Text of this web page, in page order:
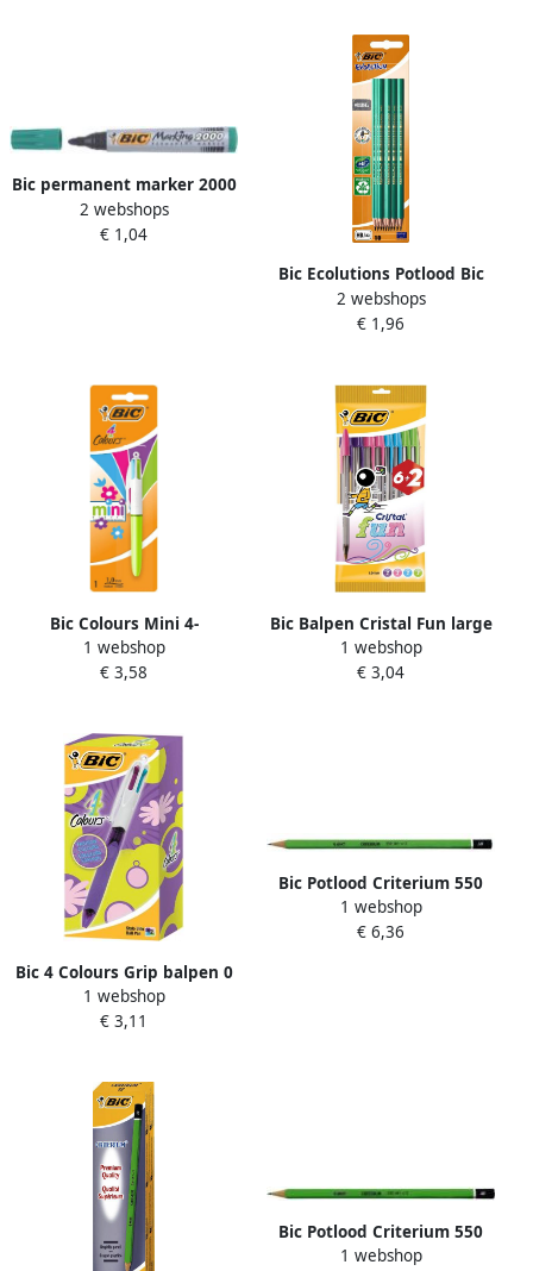
Bic permanent marker 2000
2300 groen schrijfbreedte 1
7 mm ronde punt
2 webshops
€ 1,04
Bic Ecolutions Potlood Bic
Evolution ecolutions 655
zeshoekig HB blister Ã 10
2 webshops
€ 1,96
Bic Colours Mini 4-
kleurenbalpen medium
pastel inktkleuren op
1 webshop
€ 3,58
Bic Balpen Cristal Fun large
assorti blister Ã 6 2 gratis
1 webshop
€ 3,04
Bic 4 Colours Grip balpen 0
32 mm 4 pastel inktkleuren
doos van 12 stuks
1 webshop
€ 3,11
Bic Potlood Criterium 550
zeshoekig 3H
1 webshop
€ 6,36
Bic Potlood Criterium 550
zeshoekig 4B
1 webshop